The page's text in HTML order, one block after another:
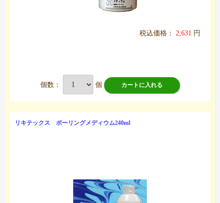
税込価格： 2,631 円
個数： 個 カートに入れる
リキテックス ポーリングメディウム240ml